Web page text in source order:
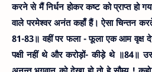
करने से मैं निर्धन होकर कष्ट को प्राप्त
वाले परमेश्वर अनंत कहाँ हैं। ऐसा चिन्तन
81-83॥ वहीं पर फला - फूला एक आम वृक्ष
पक्षी नहीं थे और करोड़ों- कीड़े थे ॥84॥